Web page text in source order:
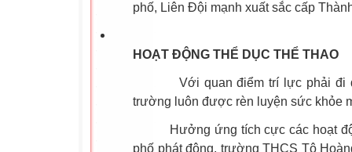
phố, Liên Đội mạnh xuất sắc cấp
HOẠT ĐỘNG THỂ DỤC THỂ THAO
Với quan điểm trí lực phải đi
trường luôn được rèn luyện sức khỏe
Hưởng ứng tích cực các hoạt
phố phát động, trường THCS Tô